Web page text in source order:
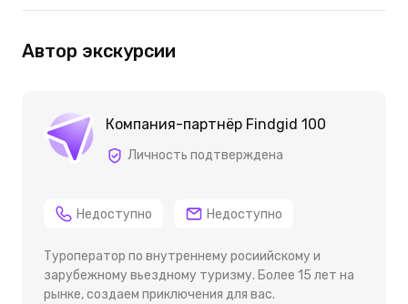
Автор экскурсии
Компания-партнёр Findgid 100
Личность подтверждена
Недоступно Недоступно
Туроператор по внутреннему росиийскому и
зарубежному вьездному туризму. Более 15 лет на
рынке, создаем приключения для вас.